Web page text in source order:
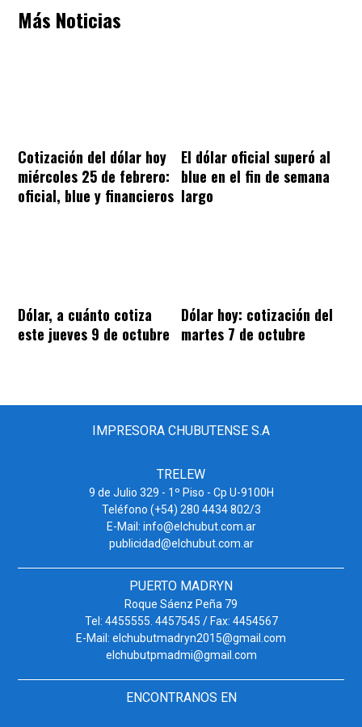
Más Noticias
Cotización del dólar hoy
miércoles 25 de febrero:
oficial, blue y financieros
El dólar oficial superó al
blue en el fin de semana
largo
Dólar, a cuánto cotiza
este jueves 9 de octubre
Dólar hoy: cotización del
martes 7 de octubre
IMPRESORA CHUBUTENSE S.A
TRELEW
9 de Julio 329 - 1º Piso - Cp U-9100H
Teléfono (+54) 280 4434 802/3
E-Mail: info@elchubut.com.ar
publicidad@elchubut.com.ar
PUERTO MADRYN
Roque Sáenz Peña 79
Tel: 4455555. 4457545 / Fax: 4454567
E-Mail: elchubutmadryn2015@gmail.com
elchubutpmadmi@gmail.com
ENCONTRANOS EN